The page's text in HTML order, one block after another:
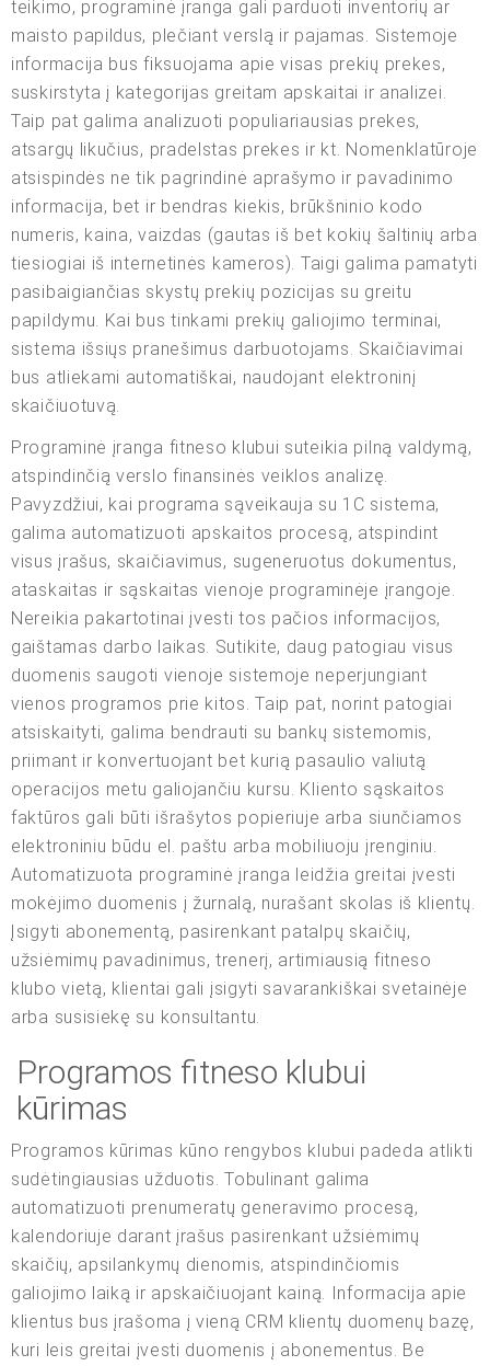
teikimo, programinė įranga gali parduoti inventorių ar
maisto papildus, plečiant verslą ir pajamas. Sistemoje
informacija bus fiksuojama apie visas prekių prekes,
suskirstyta į kategorijas greitam apskaitai ir analizei.
Taip pat galima analizuoti populiariausias prekes,
atsargų likučius, pradelstas prekes ir kt. Nomenklatūroje
atsispindės ne tik pagrindinė aprašymo ir pavadinimo
informacija, bet ir bendras kiekis, brūkšninio kodo
numeris, kaina, vaizdas (gautas iš bet kokių šaltinių arba
tiesiogiai iš internetinės kameros). Taigi galima pamatyti
pasibaigiančias skystų prekių pozicijas su greitu
papildymu. Kai bus tinkami prekių galiojimo terminai,
sistema išsiųs pranešimus darbuotojams. Skaičiavimai
bus atliekami automatiškai, naudojant elektroninį
skaičiuotuvą.
Programinė įranga fitneso klubui suteikia pilną valdymą,
atspindinčią verslo finansinės veiklos analizę.
Pavyzdžiui, kai programa sąveikauja su 1C sistema,
galima automatizuoti apskaitos procesą, atspindint
visus įrašus, skaičiavimus, sugeneruotus dokumentus,
ataskaitas ir sąskaitas vienoje programinėje įrangoje.
Nereikia pakartotinai įvesti tos pačios informacijos,
gaištamas darbo laikas. Sutikite, daug patogiau visus
duomenis saugoti vienoje sistemoje neperjungiant
vienos programos prie kitos. Taip pat, norint patogiai
atsiskaityti, galima bendrauti su bankų sistemomis,
priimant ir konvertuojant bet kurią pasaulio valiutą
operacijos metu galiojančiu kursu. Kliento sąskaitos
faktūros gali būti išrašytos popieriuje arba siunčiamos
elektroniniu būdu el. paštu arba mobiliuoju įrenginiu.
Automatizuota programinė įranga leidžia greitai įvesti
mokėjimo duomenis į žurnalą, nurašant skolas iš klientų.
Įsigyti abonementą, pasirenkant patalpų skaičių,
užsiėmimų pavadinimus, trenerį, artimiausią fitneso
klubo vietą, klientai gali įsigyti savarankiškai svetainėje
arba susisiekę su konsultantu.
Programos fitneso klubui
kūrimas
Programos kūrimas kūno rengybos klubui padeda atlikti
sudėtingiausias užduotis. Tobulinant galima
automatizuoti prenumeratų generavimo procesą,
kalendoriuje darant įrašus pasirenkant užsiėmimų
skaičių, apsilankymų dienomis, atspindinčiomis
galiojimo laiką ir apskaičiuojant kainą. Informacija apie
klientus bus įrašoma į vieną CRM klientų duomenų bazę,
kuri leis greitai įvesti duomenis į abonementus. Be